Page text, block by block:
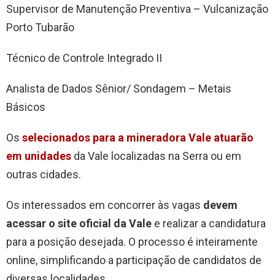
Supervisor de Manutenção Preventiva – Vulcanização
Porto Tubarão
Técnico de Controle Integrado II
Analista de Dados Sênior/ Sondagem – Metais
Básicos
Os selecionados para a mineradora Vale atuarão
em unidades da Vale localizadas na Serra ou em
outras cidades.
Os interessados em concorrer às vagas devem
acessar o site oficial da Vale e realizar a candidatura
para a posição desejada. O processo é inteiramente
online, simplificando a participação de candidatos de